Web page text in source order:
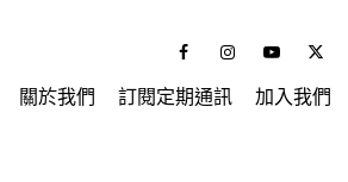
FacebookInstagramYoutubeTwitter
關於我們 訂閱定期通訊 加入我們